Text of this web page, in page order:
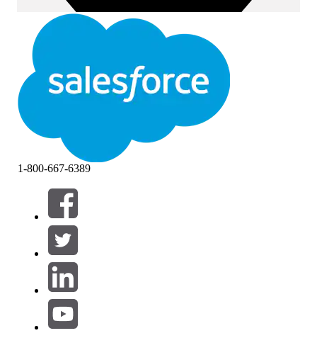
닫기
필터 (0)
필터 선택
제품 영역
1-800-667-6389